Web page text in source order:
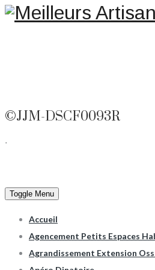
.
Toggle Menu
Accueil
Agencement Petits Espaces
Agrandissement Extension
©JJM-DSCF0093R
Une